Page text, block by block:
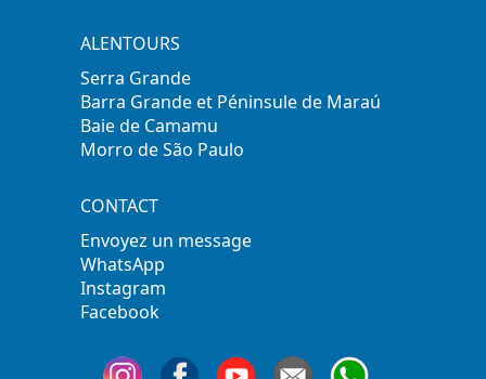
ALENTOURS
Serra Grande
Barra Grande et Péninsule de Maraú
Baie de Camamu
Morro de São Paulo
CONTACT
Envoyez un message
WhatsApp
Instagram
Facebook